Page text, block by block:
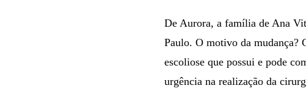
De Aurora, a família de Ana
Paulo. O motivo da mudança?
escoliose que possui e pode
urgência na realização da